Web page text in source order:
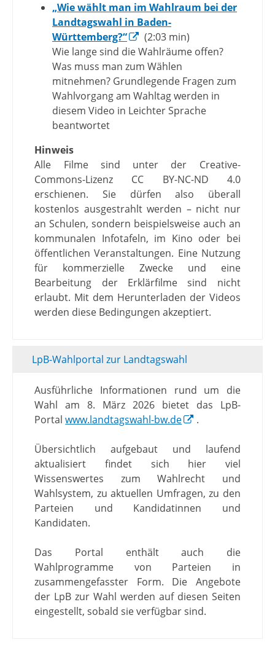
„Wie wählt man im Wahlraum bei der
Landtagswahl in Baden-
Württemberg?“
(2:03 min)
Wie lange sind die Wahlräume offen?
Was muss man zum Wählen
mitnehmen? Grundlegende Fragen zum
Wahlvorgang am Wahltag werden in
diesem Video in Leichter Sprache
beantwortet
Hinweis
Alle Filme sind unter der Creative-
Commons-Lizenz CC BY-NC-ND 4.0
erschienen. Sie dürfen also überall
kostenlos ausgestrahlt werden – nicht nur
an Schulen, sondern beispielsweise auch an
kommunalen Infotafeln, im Kino oder bei
öffentlichen Veranstaltungen. Eine Nutzung
für kommerzielle Zwecke und eine
Bearbeitung der Erklärfilme sind nicht
erlaubt. Mit dem Herunterladen der Videos
werden diese Bedingungen akzeptiert.
LpB-Wahlportal zur Landtagswahl
Ausführliche Informationen rund um die
Wahl am 8. März 2026 bietet das LpB-
Portalwww.landtagswahl-bw.de .
Übersichtlich aufgebaut und laufend
aktualisiert findet sich hier viel
Wissenswertes zum Wahlrecht und
Wahlsystem, zu aktuellen Umfragen, zu den
Parteien und Kandidatinnen und
Kandidaten.
Das Portal enthält auch die
Wahlprogramme von Parteien in
zusammengefasster Form. Die Angebote
der LpB zur Wahl werden auf diesen Seiten
eingestellt, sobald sie verfügbar sind.